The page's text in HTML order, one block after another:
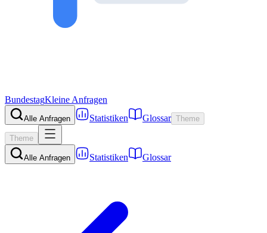
BundestagKleine Anfragen
Alle Anfragen Statistiken Glossar Theme
Theme
Alle Anfragen Statistiken Glossar